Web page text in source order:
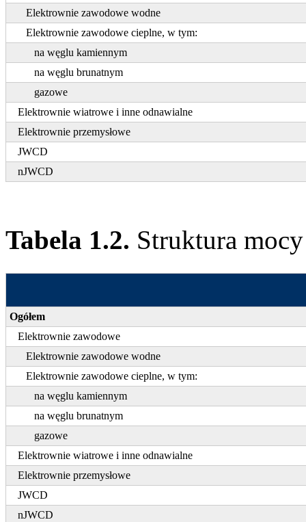
Elektrownie zawodowe wodne
Elektrownie zawodowe cieplne, w tym:
na węglu kamiennym
na węglu brunatnym
gazowe
Elektrownie wiatrowe i inne odnawialne
Elektrownie przemysłowe
JWCD
nJWCD
Tabela 1.2. Struktura
Ogółem
Elektrownie zawodowe
Elektrownie zawodowe wodne
Elektrownie zawodowe cieplne, w tym:
na węglu kamiennym
na węglu brunatnym
gazowe
Elektrownie wiatrowe i inne odnawialne
Elektrownie przemysłowe
JWCD
nJWCD